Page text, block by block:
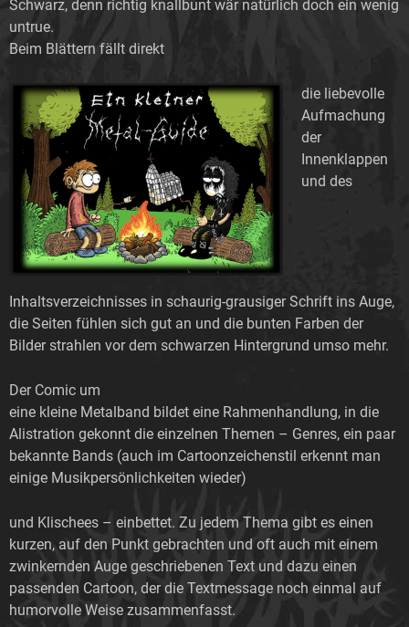
Schwarz, denn richtig knallbunt wär natürlich doch ein wenig
untrue.
Beim Blättern fällt direkt
die liebevolle
Aufmachung
der
Innenklappen
und des
Inhaltsverzeichnisses in schaurig-grausiger Schrift ins Auge,
die Seiten fühlen sich gut an und die bunten Farben der
Bilder strahlen vor dem schwarzen Hintergrund umso mehr.
Der Comic um
eine kleine Metalband bildet eine Rahmenhandlung, in die
Alistration gekonnt die einzelnen Themen – Genres, ein paar
bekannte Bands (auch im Cartoonzeichenstil erkennt man
einige Musikpersönlichkeiten wieder)
und Klischees – einbettet. Zu jedem Thema gibt es einen
kurzen, auf den Punkt gebrachten und oft auch mit einem
zwinkernden Auge geschriebenen Text und dazu einen
passenden Cartoon, der die Textmessage noch einmal auf
humorvolle Weise zusammenfasst.